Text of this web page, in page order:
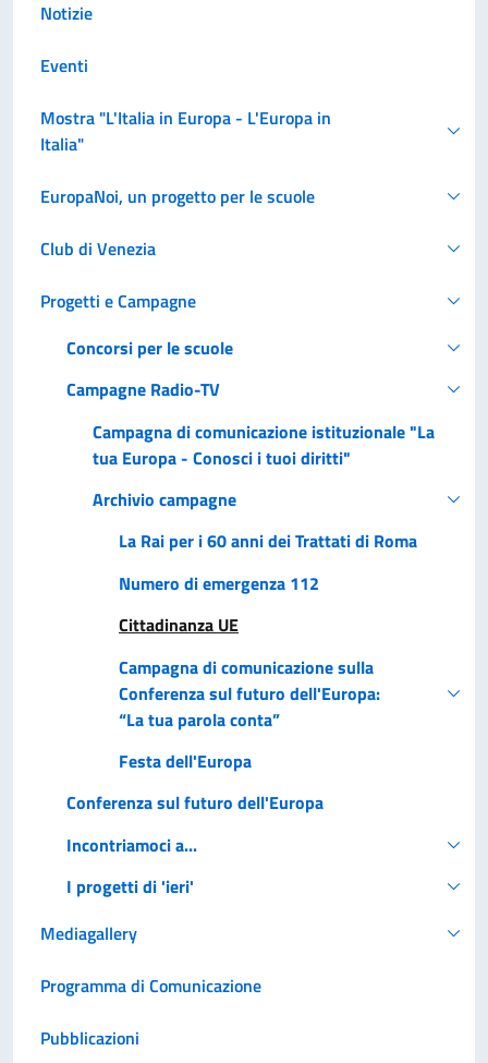
Notizie
Eventi
Mostra "L'Italia in Europa - L'Europa in
Italia"
EuropaNoi, un progetto per le scuole
Club di Venezia
Progetti e Campagne
Concorsi per le scuole
Campagne Radio-TV
Campagna di comunicazione istituzionale "La
tua Europa - Conosci i tuoi diritti"
Archivio campagne
La Rai per i 60 anni dei Trattati di Roma
Numero di emergenza 112
Cittadinanza UE
Campagna di comunicazione sulla
Conferenza sul futuro dell'Europa:
“La tua parola conta”
Festa dell'Europa
Conferenza sul futuro dell'Europa
Incontriamoci a...
I progetti di 'ieri'
Mediagallery
Programma di Comunicazione
Pubblicazioni